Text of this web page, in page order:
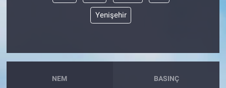
Yenişehir
NEM BASINÇ